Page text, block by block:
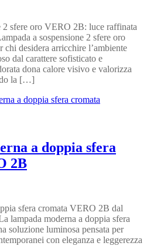
2 sfere oro VERO 2B: luce raffinata
a sospensione 2 sfere oro
desidera arricchire l’ambiente
dal carattere sofisticato e
dona calore visivo e valorizza
la […]
a doppia sfera
2B
sfera cromata VERO 2B dal
lampada moderna a doppia sfera
soluzione luminosa pensata per
con eleganza e leggerezza